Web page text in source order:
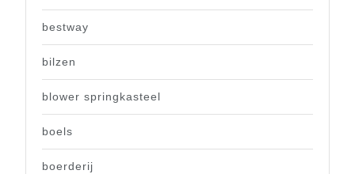
bestway
bilzen
blower springkasteel
boels
boerderij